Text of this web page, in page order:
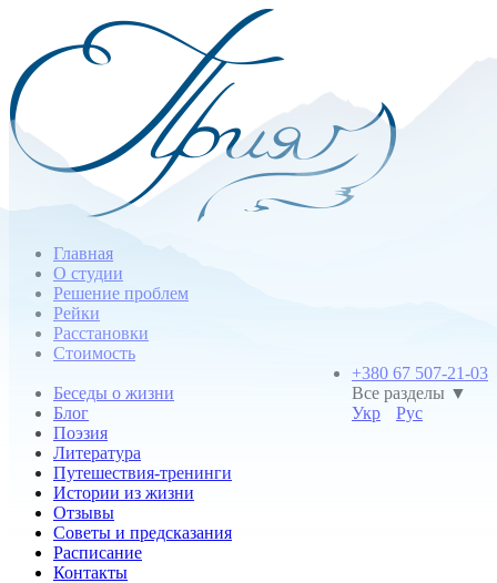
Главная
О студии
Решение проблем
Рейки
Расстановки
Стоимость
+380 67 507-21-03
Все разделы ▼
Укр
Рус
Беседы о жизни
Блог
Поэзия
Литература
Путешествия-тренинги
Истории из жизни
Отзывы
Советы и предсказания
Расписание
Контакты